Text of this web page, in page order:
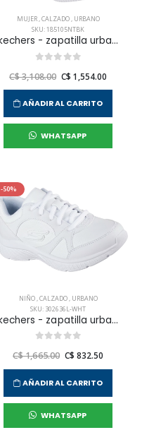
MUJER,CALZADO, URBANO
SKU: 185105NTBK
skechers - zapatilla urbana jade-bit of glamour para mujer
C$ 3,108.00 C$ 1,554.00
AÑADIR AL CARRITO
WHATSAPP
-50%
NIÑO,CALZADO, URBANO
SKU: 302636L-WHT
skechers - zapatilla urbana microspec plus - school drop para niño junior
C$ 1,665.00 C$ 832.50
AÑADIR AL CARRITO
WHATSAPP